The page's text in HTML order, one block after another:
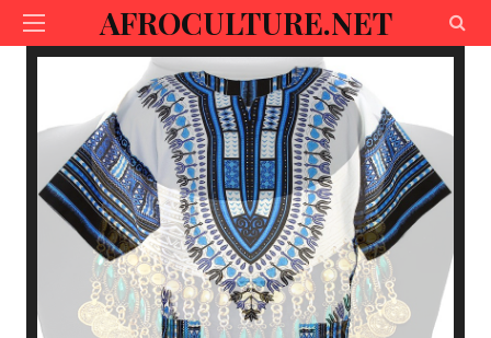
AFROCULTURE.NET